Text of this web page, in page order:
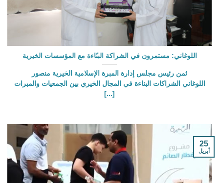
اللوغاني: مستمرون في الشراكة البنّاءة مع المؤسسات الخيرية
ثمن رئيس مجلس إدارة المبرة الإسلامية الخيرية منصور
اللوغاني الشراكات البناءة في المجال الخيري بين الجمعيات والمبرات
[...]
25
أبريل